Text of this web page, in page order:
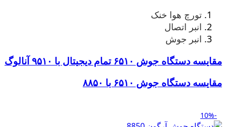
تورچ هوا خنک
انبر اتصال
انبر جوش
مقایسه دستگاه جوش ۶۵۱۰ تمام دیجیتال با ۹۵۱۰ آنالوگ
مقایسه دستگاه جوش ۶۵۱۰ با ۸۸۵۰
-10%